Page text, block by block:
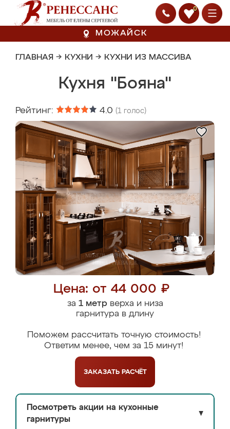
0
МОЖАЙСК
ГЛАВНАЯ → КУХНИ → КУХНИ ИЗ МАССИВА
Кухня "Бояна"
Рейтинг: 4.0 (1 голос)
Цена: от 44 000 ₽
за 1 метрверха и низа
гарнитура в длину
Поможем рассчитать точную стоимость!
Ответим менее, чем за 15 минут!
ЗАКАЗАТЬ РАСЧЁТ
Посмотреть акции на кухонные
гарнитуры
▼